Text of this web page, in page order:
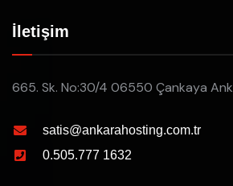
İletişim
665. Sk. No:30/4 06550 Çankaya
satis@ankarahosting.com.tr
0.505.777 1632